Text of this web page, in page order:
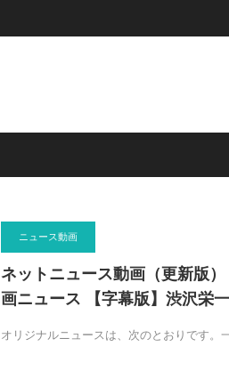
ニュース動画
ネットニュース動画（更新版
画ニュース 【字幕版】渋沢栄
オリジナルニュースは、次のとおりです。